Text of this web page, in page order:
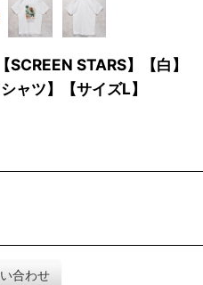
STARS】【白】
ャツ】【サイズL】
合わせ